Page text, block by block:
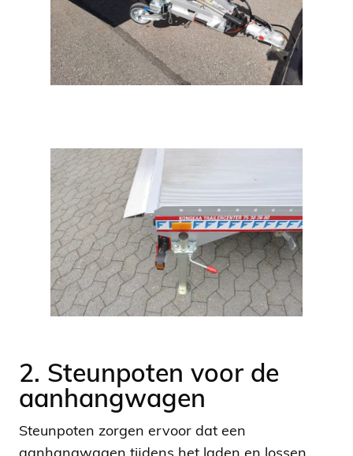
2. Steunpoten voor de
aanhangwagen
Steunpoten zorgen ervoor dat een